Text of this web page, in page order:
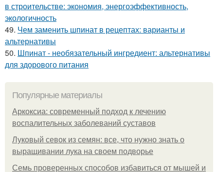
в строительстве: экономия, энергоэффективность,
экологичность
49. Чем заменить шпинат в рецептах: варианты и
альтернативы
50. Шпинат - необязательный ингредиент: альтернативы
для здорового питания
Популярные материалы
Аркоксиа: современный подход к лечению
воспалительных заболеваний суставов
Луковый севок из семян: все, что нужно знать о
выращивании лука на своем подворье
Семь проверенных способов избавиться от мышей и